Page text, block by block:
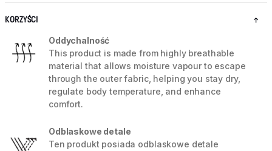
KORZYŚCI
Oddychalność
This product is made from highly breathable
material that allows moisture vapour to escape
through the outer fabric, helping you stay dry,
regulate body temperature, and enhance
comfort.
Odblaskowe detale
Ten produkt posiada odblaskowe detale